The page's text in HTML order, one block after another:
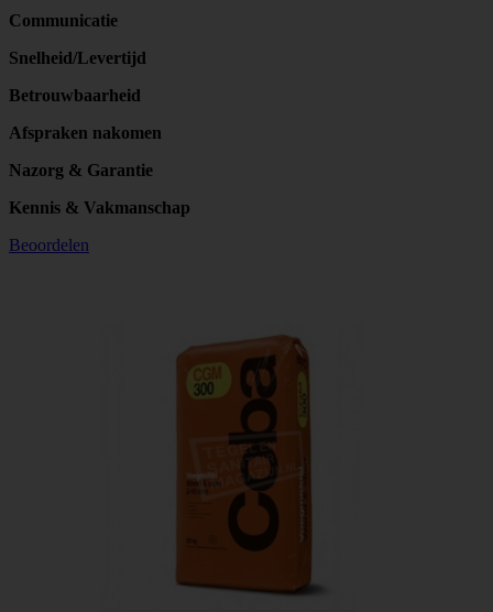
Communicatie
Snelheid/Levertijd
Betrouwbaarheid
Afspraken nakomen
Nazorg & Garantie
Kennis & Vakmanschap
Beoordelen